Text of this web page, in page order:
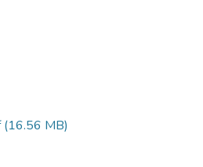
(16.56 MB)